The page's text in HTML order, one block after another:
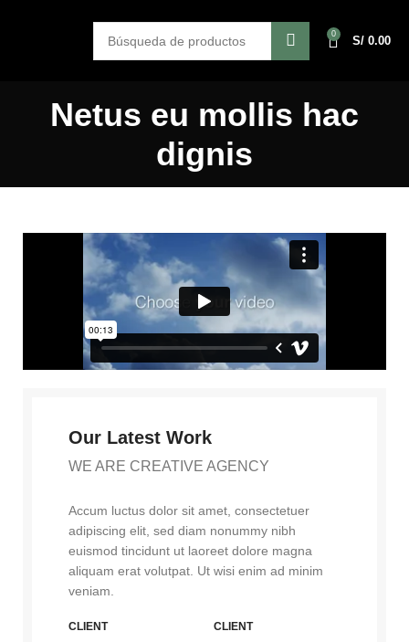
0
S/ 0.00
Netus eu mollis hac
dignis
Our Latest Work
WE ARE CREATIVE AGENCY
Accum luctus dolor sit amet, consectetuer
adipiscing elit, sed diam nonummy nibh
euismod tincidunt ut laoreet dolore magna
aliquam erat volutpat. Ut wisi enim ad minim
veniam.
CLIENT CLIENT